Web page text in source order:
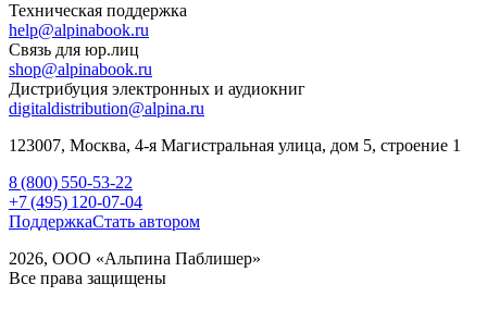
Техническая поддержка
help@alpinabook.ru
Связь для юр.лиц
shop@alpinabook.ru
Дистрибуция электронных и аудиокниг
digitaldistribution@alpina.ru
123007, Москва, 4-я Магистральная улица, дом 5, строение 1
8 (800) 550-53-22
+7 (495) 120-07-04
ПоддержкаСтать автором
2026, ООО «Альпина Паблишер»
Все права защищены